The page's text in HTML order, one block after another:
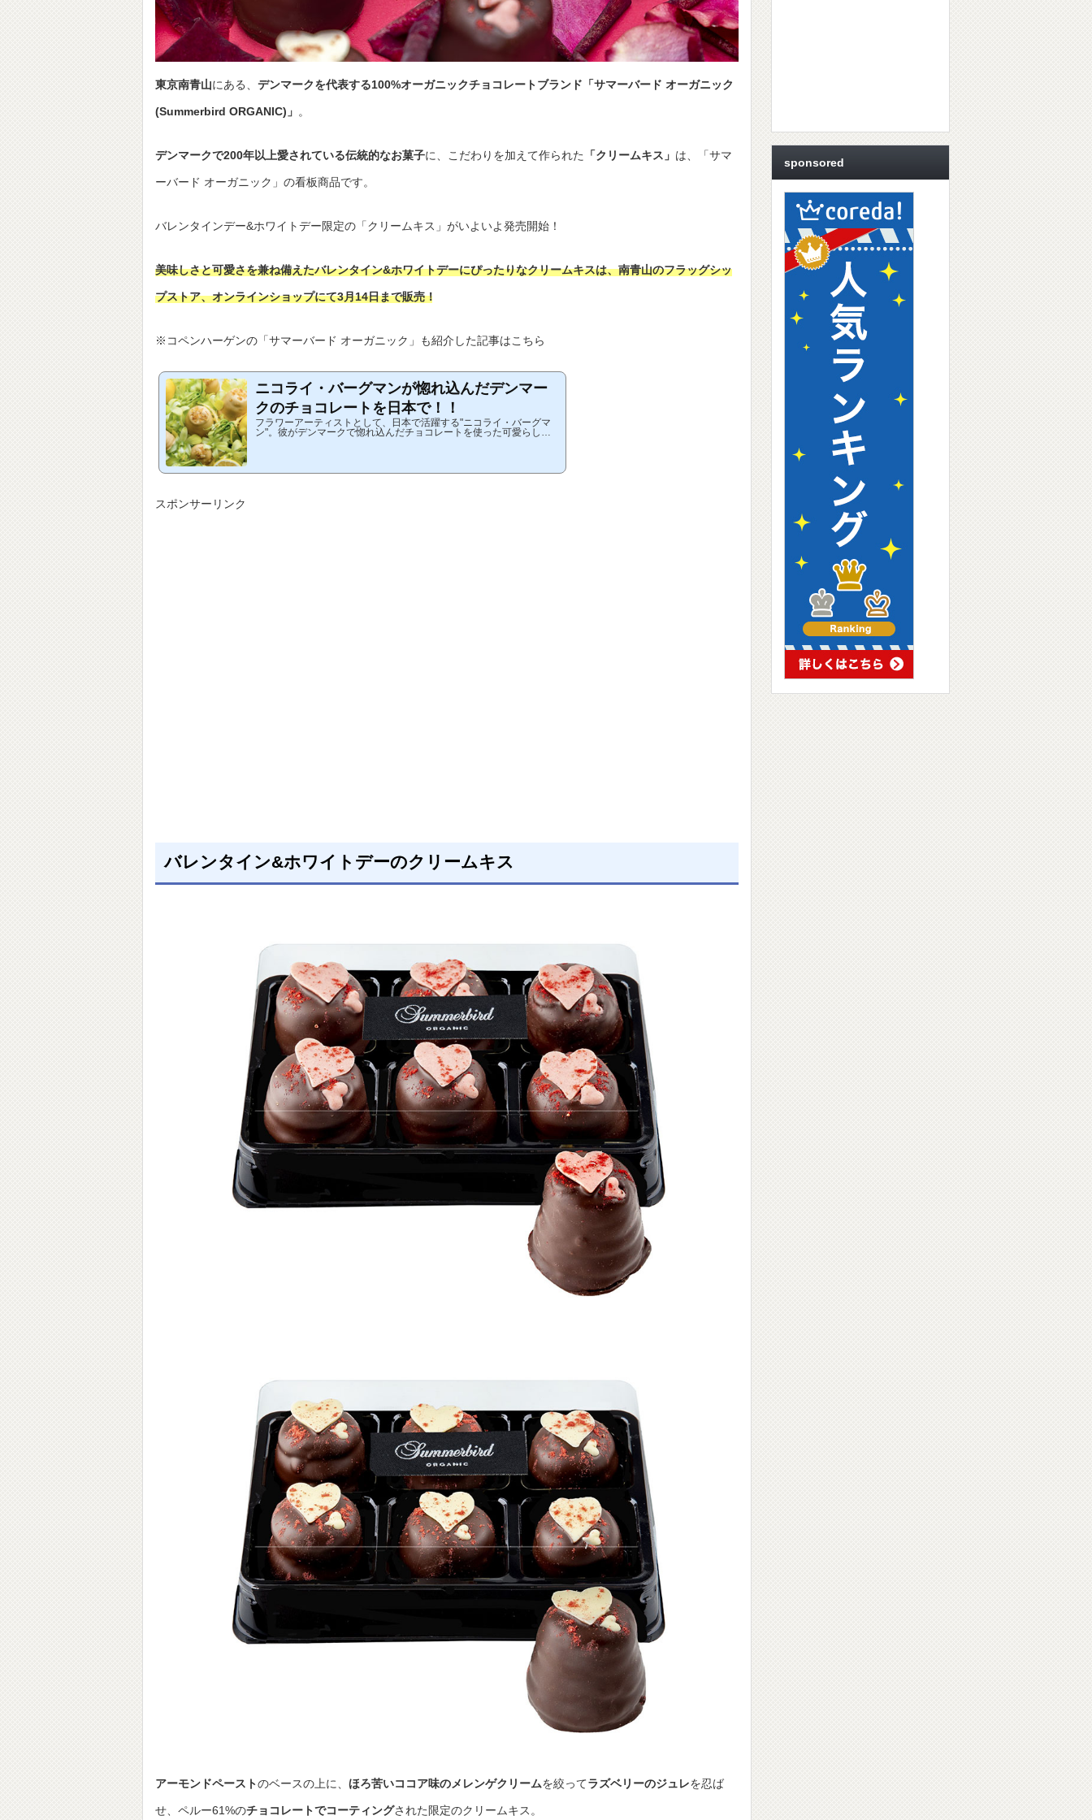
東京南青山にある、 デンマークを代表する100%オーガニックチョコレートブランド「サマーバード オーガニック
(Summerbird ORGANIC)」 。
デンマークで200年以上愛されている伝統的なお菓子に、こだわりを加えて作られた 「クリームキス」 は、「サマ
ーバード オーガニック」の看板商品です。
バレンタインデー&ホワイトデー限定の「クリームキス」がいよいよ発売開始！
美味しさと可愛さを兼ね備えたバレンタイン&ホワイトデーにぴったりなクリームキスは、南青山のフラッグシッ
プストア、オンラインショップにて3月14日まで販売！
※コペンハーゲンの「サマーバード オーガニック」も紹介した記事はこちら
ニコライ・バーグマンが惚れ込んだデンマー
クのチョコレートを日本で！！
フラワーアーティストとして、日本で活躍する"ニコライ・バーグマ
ン"。彼がデンマークで惚れ込んだチョコレートを使った可愛らしい
スポンサーリンク
バレンタイン&ホワイトデーのクリームキス
アーモンドペーストのベースの上に、 ほろ苦いココア味のメレンゲクリームを絞ってラズベリーのジュレを忍ば
せ、ペルー61%のチョコレートでコーティングされた限定のクリームキス。
sponsored